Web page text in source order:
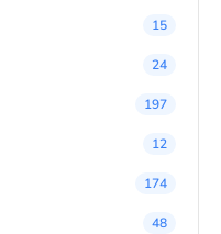
15
24
197
12
174
48